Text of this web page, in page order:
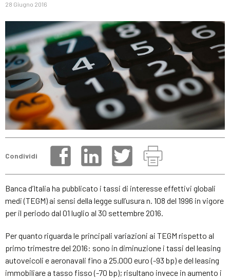
28 Giugno 2016
Condividi
Banca d’Italia ha pubblicato i tassi di interesse effettivi globali
medi (TEGM) ai sensi della legge sull’usura n. 108 del 1996 in vigore
per il periodo dal 01 luglio al 30 settembre 2016.
Per quanto riguarda le principali variazioni ai TEGM rispetto al
primo trimestre del 2016: sono in diminuzione i tassi del leasing
autoveicoli e aeronavali fino a 25.000 euro (-93 bp) e del leasing
immobiliare a tasso fisso (-70 bp); risultano invece in aumento i